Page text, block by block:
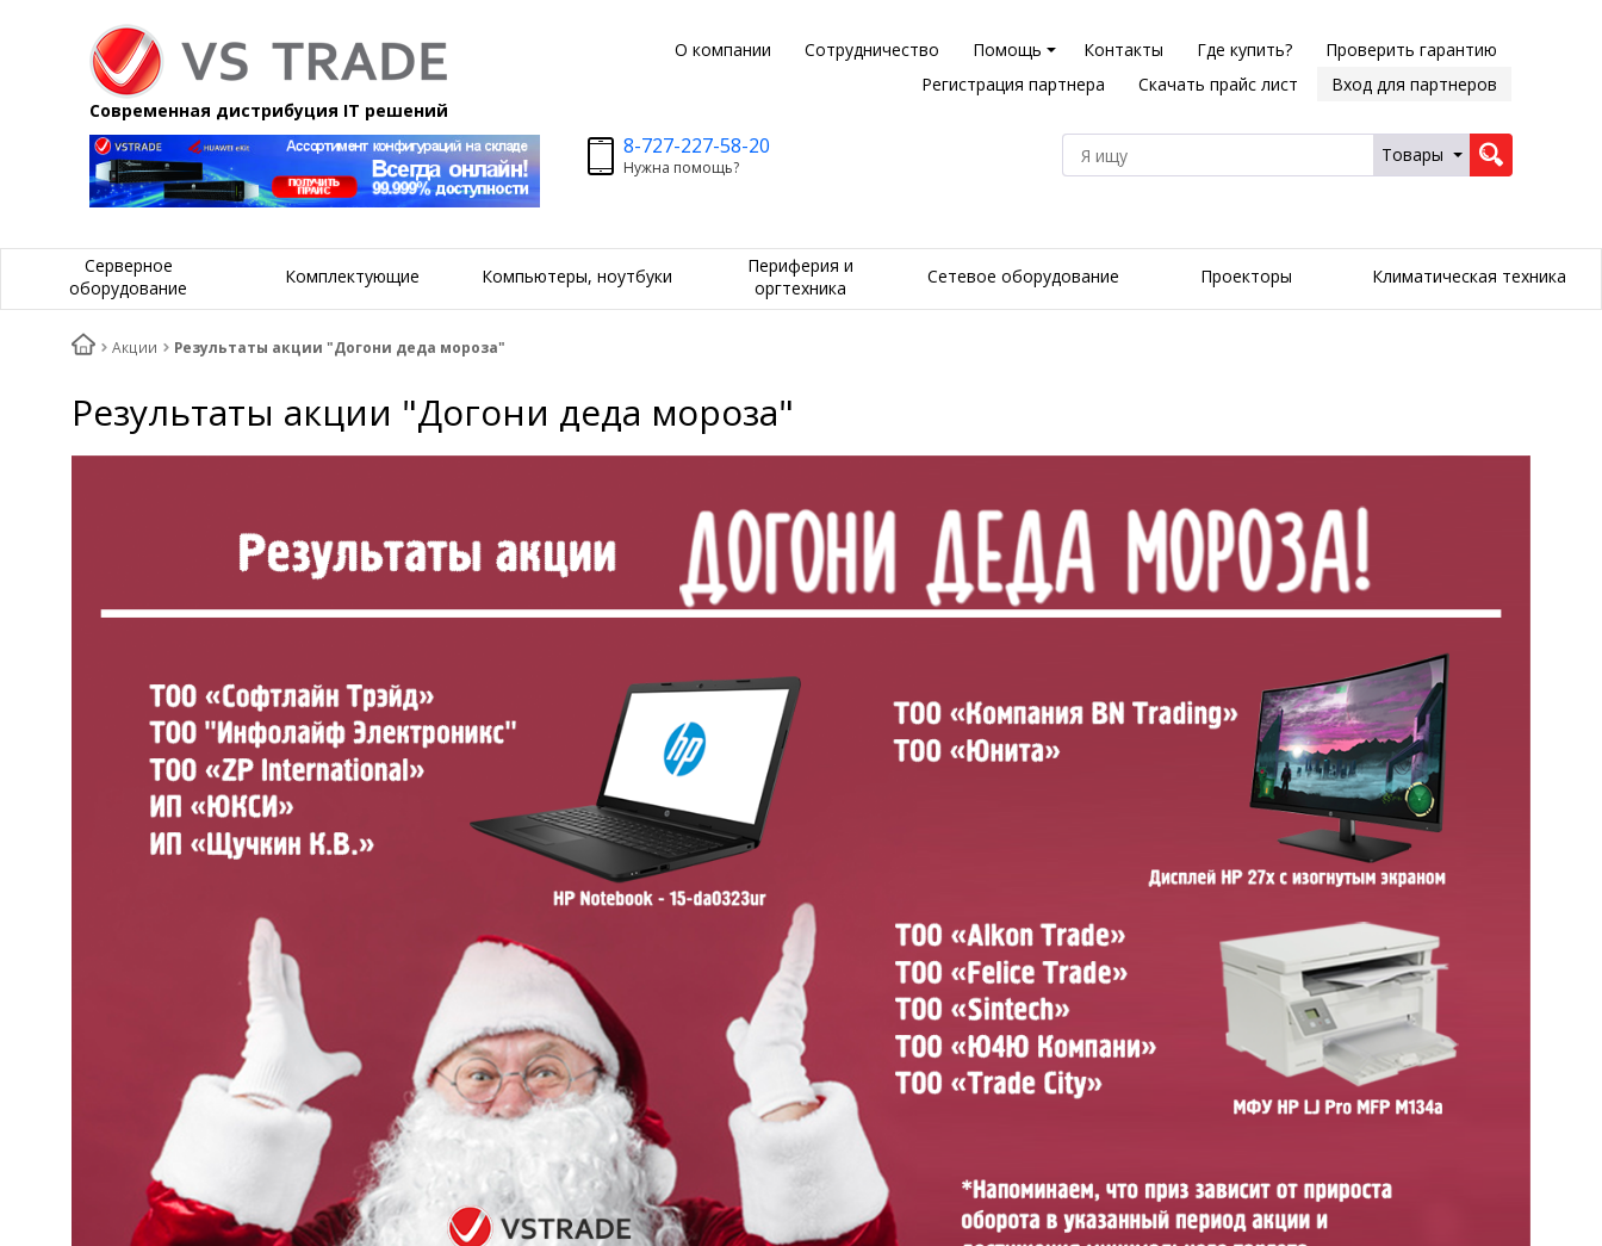
О компании Сотрудничество Помощь Контакты Где купить?
Проверить гарантию
Регистрация партнера
Скачать прайс лист
Вход для партнеров
Современная дистрибуция IT решений
8-727-227-58-20
Нужна помощь?
Товары
Серверное
оборудование
Комплектующие Компьютеры, ноутбуки
Периферия и
оргтехника
Сетевое оборудование Проекторы Климатическая техника
Акции Результаты акции "Догони деда мороза"
Результаты акции "Догони деда мороза"